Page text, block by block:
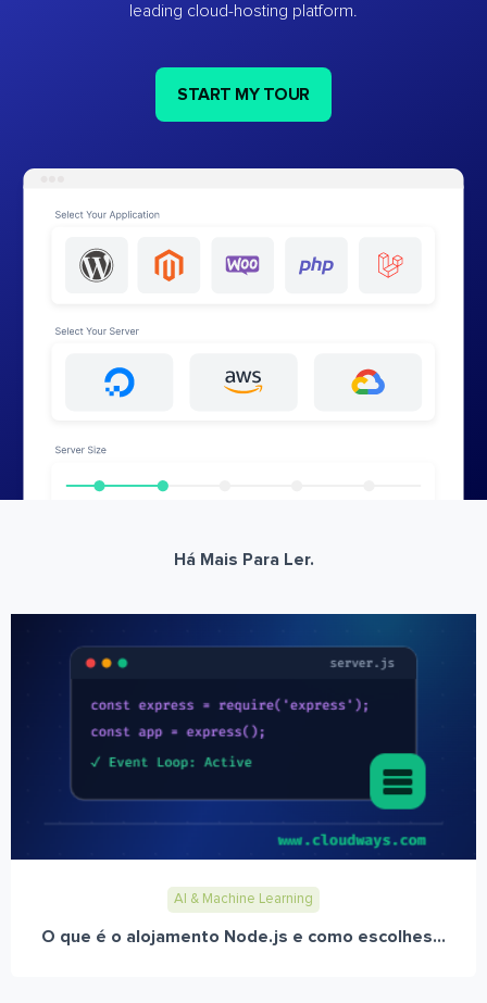
leading cloud-hosting platform.
START MY TOUR
Há Mais Para Ler.
AI & Machine Learning
O que é o alojamento Node.js e como escolhes...